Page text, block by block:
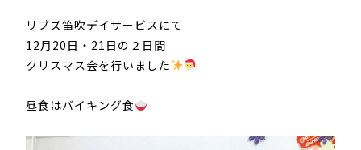
リブズ笛吹デイサービスにて
12月20日・21日の２日間
クリスマス会を行いました
昼食はバイキング食